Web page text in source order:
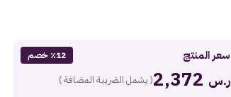
سعر المنتج ٪12 خصم
ر.س ( يشمل الضريبة المضافة )